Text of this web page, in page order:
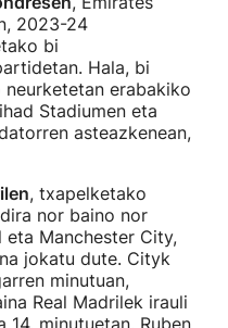
2023-24
bi
Hala, bi
erabakiko
Stadiumen eta
asteazkenean,
, txapelketako
nor baino nor
eta Manchester City,
jokatu dute. Cityk
minutuan,
Real Madrilek irauli
14. minutuetan, Ruben